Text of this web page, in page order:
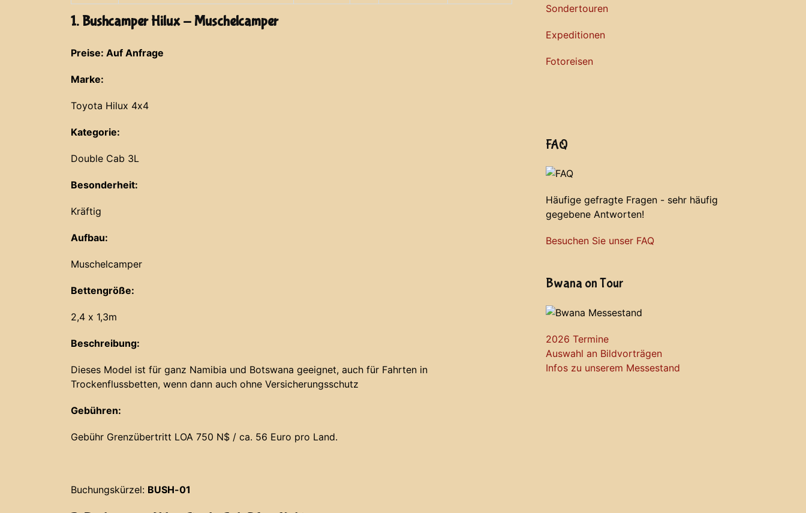
1. Bushcamper Hilux - Muschelcamper
Preise: Auf Anfrage
Marke:
Toyota Hilux 4x4
Kategorie:
Double Cab 3L
Besonderheit:
Kräftig
Aufbau:
Muschelcamper
Bettengröße:
2,4 x 1,3m
Beschreibung:
Dieses Model ist für ganz Namibia und Botswana geeignet, auch für Fahrten in
Trockenflussbetten, wenn dann auch ohne Versicherungsschutz
Gebühren:
Gebühr Grenzübertritt LOA 750 N$ / ca. 56 Euro pro Land.
Buchungskürzel: BUSH-01
Sondertouren
Expeditionen
Fotoreisen
FAQ
Häufige gefragte Fragen - sehr häufig
gegebene Antworten!
Besuchen Sie unser FAQ
Bwana on Tour
2026 Termine
Auswahl an Bildvorträgen
Infos zu unserem Messestand